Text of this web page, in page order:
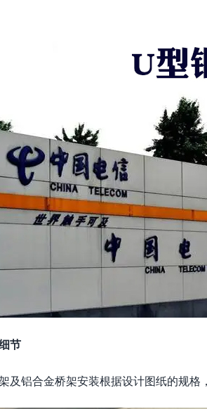
节
及铝合金桥架安装根据设计图纸的规格